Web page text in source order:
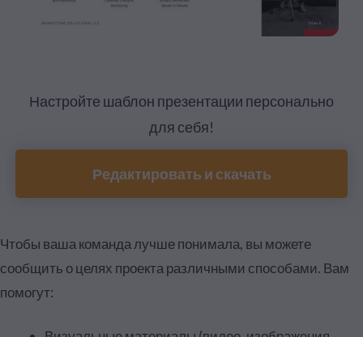
Настройте шаблон презентации персонально
для себя!
Редактировать и скачать
Чтобы ваша команда лучше понимала, вы можете
сообщить о целях проекта различными способами. Вам
помогут: